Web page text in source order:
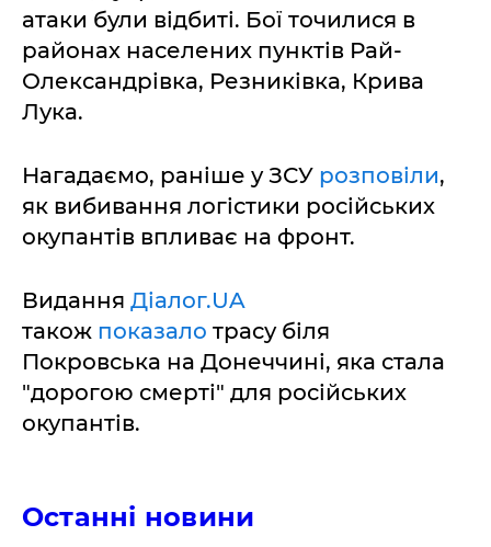
атаки були відбиті. Бої точилися в
районах населених пунктів Рай-
Олександрівка, Резниківка, Крива
Лука.
Нагадаємо, раніше у ЗСУ розповіли,
як вибивання логістики російських
окупантів впливає на фронт.
Видання Діалог.UA
також показало трасу біля
Покровська на Донеччині, яка стала
"дорогою смерті" для російських
окупантів.
Останні новини